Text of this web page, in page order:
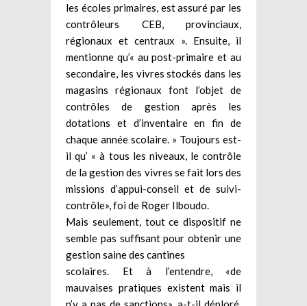
les écoles primaires, est assuré par les
contrôleurs CEB, provinciaux,
régionaux et centraux ». Ensuite, il
mentionne qu’« au post-primaire et au
secondaire, les vivres stockés dans les
magasins régionaux font l’objet de
contrôles de gestion après les
dotations et d’inventaire en fin de
chaque année scolaire. » Toujours est-
il qu’ « à tous les niveaux, le contrôle
de la gestion des vivres se fait lors des
missions d’appui-conseil et de suivi-
contrôle», foi de Roger Ilboudo.
Mais seulement, tout ce dispositif ne
semble pas suffisant pour obtenir une
gestion saine des cantines
scolaires. Et à l’entendre, «de
mauvaises pratiques existent mais il